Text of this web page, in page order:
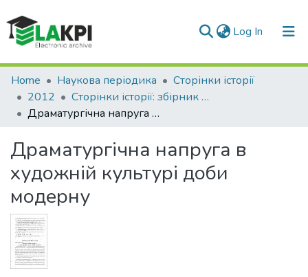
Log In (current)
Communities & Collections
All of DSpace
Home Наукова періодика
Сторінки історії
2012
Сторінки історії: збірник наукових праць, Вип. 34
Драматургічна напруга в художній культурі доби модерну
Драматургічна напруга в
художній культурі доби
модерну